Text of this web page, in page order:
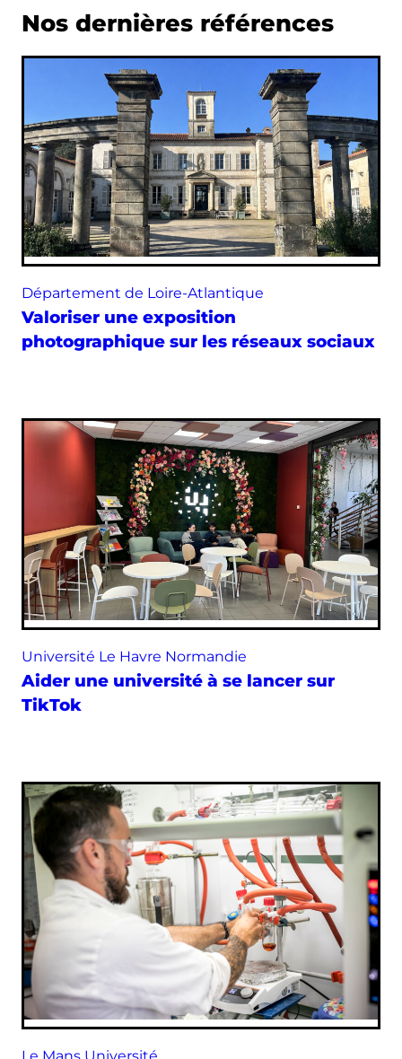
Nos dernières références
Département de Loire-Atlantique
Valoriser une exposition
photographique sur les réseaux sociaux
Université Le Havre Normandie
Aider une université à se lancer sur
TikTok